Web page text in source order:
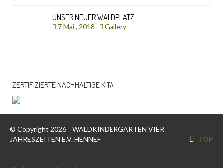
UNSER NEUER WALDPLATZ
7 Mai , 2018 Gallery
ZERTIFIZIERTE NACHHALTIGE KITA
© Copyright 2026 WALDKINDERGARTEN VIER
JAHRESZEITEN E.V. HENNEF
TOP